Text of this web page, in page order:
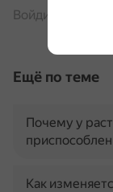
Войдите, чтобы
Ещё по теме
Почему у
Как